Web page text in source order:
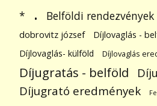
* . Belföldi rendezvények
dobrovitz józsef
Díjlovaglás -
Díjlovaglás- külföld
Díjlovaglás
Díjugratás - belföld
Díjugrató eredmények